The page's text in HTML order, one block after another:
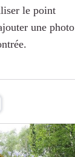
le point
une photo